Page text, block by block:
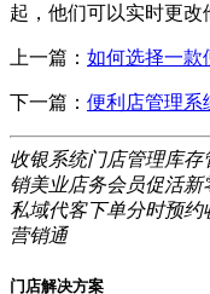
起，他们可以实时更改
上一篇： 如何选择一款
下一篇： 便利店管理系
收银系统门店管理库存
销美业店务会员促活新
私域代客下单分时预约
营销通
门店解决方案